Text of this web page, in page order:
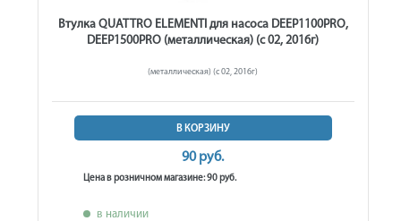
Втулка QUATTRO ELEMENTI для насоса DEEP1100PRO,
DEEP1500PRO (металлическая) (с 02, 2016г)
(металлическая) (с 02, 2016г)
В КОРЗИНУ
90 руб.
Цена в розничном магазине: 90 руб.
в наличии